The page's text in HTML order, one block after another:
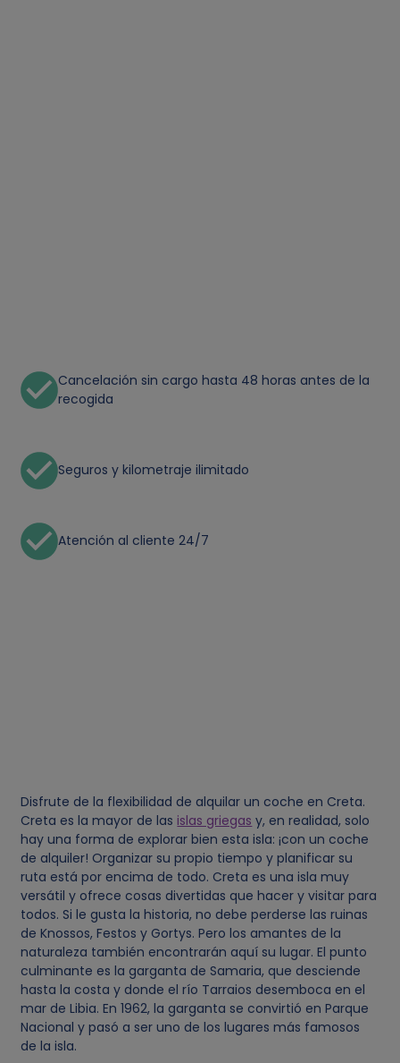
Cancelación sin cargo hasta 48 horas antes de la
recogida
Seguros y kilometraje ilimitado
Atención al cliente 24/7
Disfrute de la flexibilidad de alquilar un coche en Creta.
Creta es la mayor de las islas griegas y, en realidad, solo
hay una forma de explorar bien esta isla: ¡con un coche
de alquiler! Organizar su propio tiempo y planificar su
ruta está por encima de todo. Creta es una isla muy
versátil y ofrece cosas divertidas que hacer y visitar para
todos. Si le gusta la historia, no debe perderse las ruinas
de Knossos, Festos y Gortys. Pero los amantes de la
naturaleza también encontrarán aquí su lugar. El punto
culminante es la garganta de Samaria, que desciende
hasta la costa y donde el río Tarraios desemboca en el
mar de Libia. En 1962, la garganta se convirtió en Parque
Nacional y pasó a ser uno de los lugares más famosos
de la isla.